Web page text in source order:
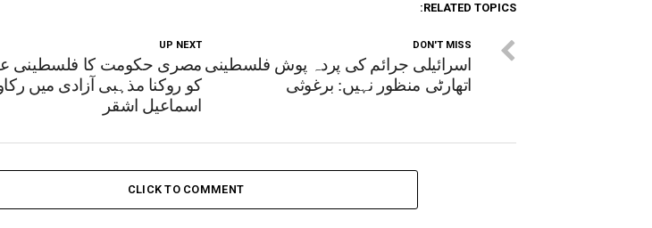
RELATED TOPICS:
UP NEXT
مصری حکومت کا فلسطینی
کو روکنا مذہبی آزادی میں
اسماعیل اشقر
DON'T MISS
اسرائیلی جرائم کی پردہ پوش فلسطینی
اتھارٹی منظور نہیں: برغوثی
CLICK TO COMMENT